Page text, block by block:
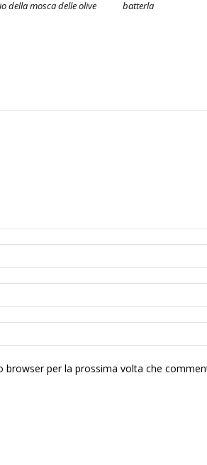
della mosca delle olive
batterla
per la prossima volta che